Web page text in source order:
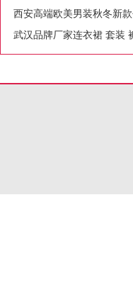
武汉品牌厂家连衣裙 套装